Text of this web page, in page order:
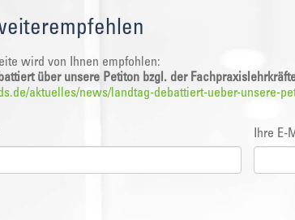
wird von Ihnen empfohlen:
über unsere Petiton bzgl. der
aktuelles/news/landtag-debattiert-ueber-unsere-
Ihre E-